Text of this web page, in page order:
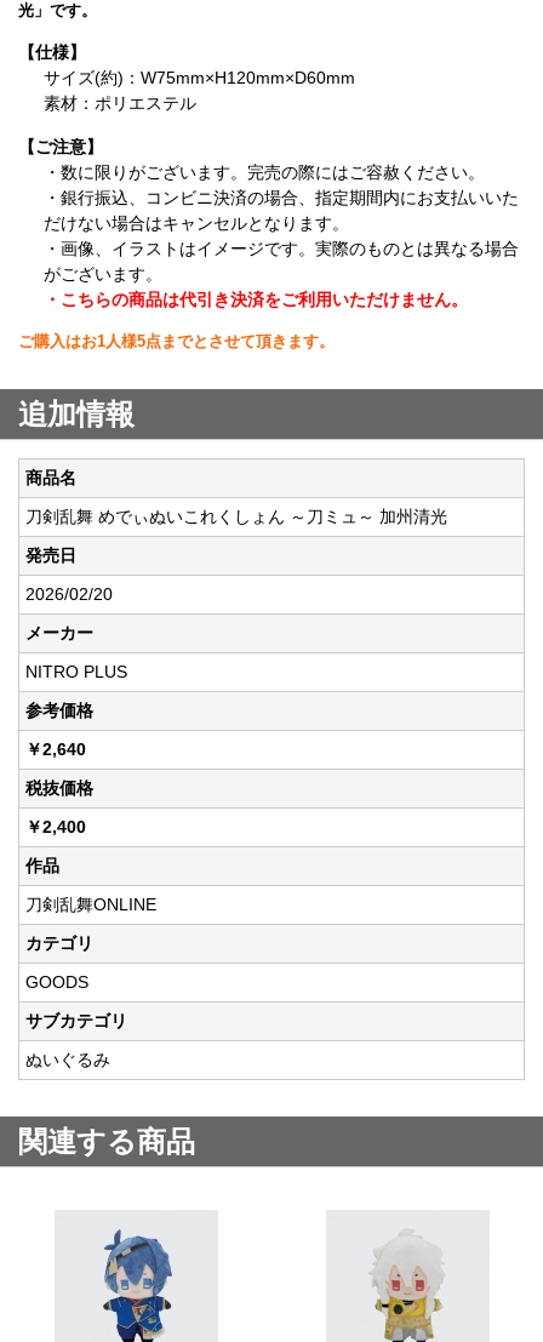
光」です。
【仕様】
サイズ(約)：W75mm×H120mm×D60mm
素材：ポリエステル
【ご注意】
・数に限りがございます。完売の際にはご容赦ください。
・銀行振込、コンビニ決済の場合、指定期間内にお支払いいた
だけない場合はキャンセルとなります。
・画像、イラストはイメージです。実際のものとは異なる場合
がございます。
・こちらの商品は代引き決済をご利用いただけません。
ご購入はお1人様5点までとさせて頂きます。
追加情報
商品名
刀剣乱舞 めでぃぬいこれくしょん ～刀ミュ～ 加州清光
発売日
2026/02/20
メーカー
NITRO PLUS
参考価格
￥2,640
税抜価格
￥2,400
作品
刀剣乱舞ONLINE
カテゴリ
GOODS
サブカテゴリ
ぬいぐるみ
関連する商品